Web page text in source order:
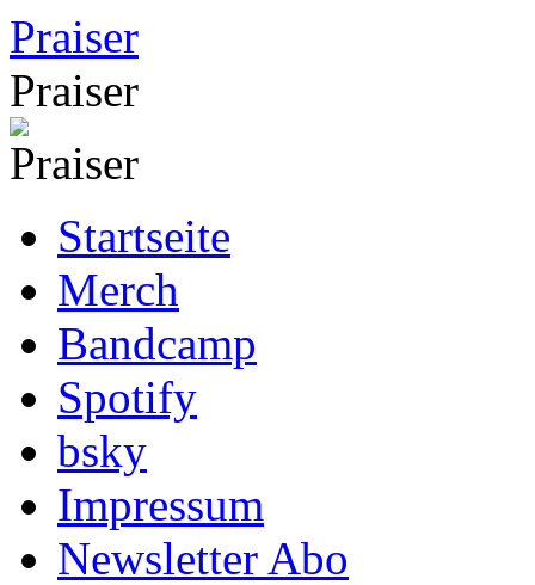
Zum
Inhalt
springen
Praiser
Praiser
Startseite
Merch
Bandcamp
Spotify
bsky
Impressum
Newsletter Abo